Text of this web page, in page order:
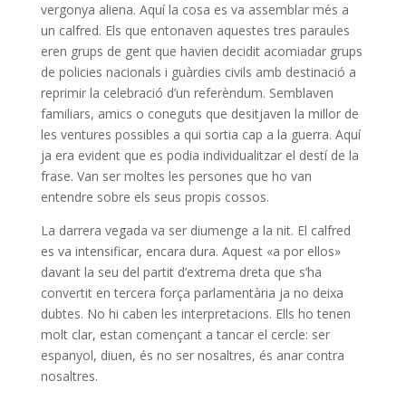
vergonya aliena. Aquí la cosa es va assemblar més a
un calfred. Els que entonaven aquestes tres paraules
eren grups de gent que havien decidit acomiadar grups
de policies nacionals i guàrdies civils amb destinació a
reprimir la celebració d’un referèndum. Semblaven
familiars, amics o coneguts que desitjaven la millor de
les ventures possibles a qui sortia cap a la guerra. Aquí
ja era evident que es podia individualitzar el destí de la
frase. Van ser moltes les persones que ho van
entendre sobre els seus propis cossos.
La darrera vegada va ser diumenge a la nit. El calfred
es va intensificar, encara dura. Aquest «a por ellos»
davant la seu del partit d’extrema dreta que s’ha
convertit en tercera força parlamentària ja no deixa
dubtes. No hi caben les interpretacions. Ells ho tenen
molt clar, estan començant a tancar el cercle: ser
espanyol, diuen, és no ser nosaltres, és anar contra
nosaltres.